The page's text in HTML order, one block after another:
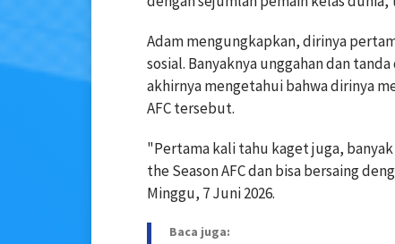
Adam mengungkapkan, dirinya
sosial. Banyaknya unggahan dan
akhirnya mengetahui bahwa dirinya
AFC tersebut.
"Pertama kali tahu kaget juga,
the Season AFC dan bisa bersaing
Minggu, 7 Juni 2026.
Baca juga: